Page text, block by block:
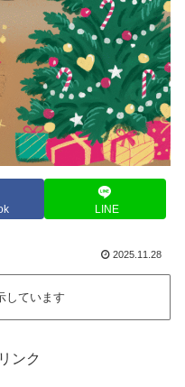
LINE
2025.11.28
しています
ンク